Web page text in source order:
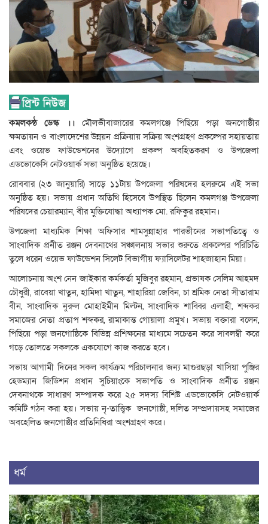
কমলকন্ঠ ডেস্ক ।। মৌলভীবাজারের কমলগঞ্জে পিছিয়ে পড়া জনগোষ্ঠীর
ক্ষমতায়ন ও বাংলাদেশের উন্নয়ন প্রক্রিয়ায় সক্রিয় অংশগ্রহণ প্রকল্পের সহায়তায়
এবং ওয়েভ ফাউন্ডেশনের উদ্যোগে প্রকল্প অবহিতকরণ ও উপজেলা
এডভোকেসি নেটওয়ার্ক সভা অনুষ্ঠিত হয়েছে।
রোববার (২৩ জানুয়ারি) সাড়ে ১১টায় উপজেলা পরিষদের হলরুমে এই সভা
অনুষ্ঠিত হয়। সভায় প্রধান অতিথি হিসেবে উপস্থিত ছিলেন কমলগঞ্জ উপজেলা
পরিষদের চেয়ারম্যান, বীর মুক্তিযোদ্ধা অধ্যাপক মো. রফিকুর রহমান।
উপজেলা মাধ্যমিক শিক্ষা অফিসার শামসুন্নাহার পারভীনের সভাপতিত্বে ও
সাংবাদিক প্রনীত রঞ্জন দেবনাথের সঞ্চালনায় সভার শুরুতে প্রকল্পের পরিচিতি
তুলে ধরেন ওয়েভ ফাউন্ডেশন সিলেট বিভাগীয় ফ্যাসিলেটর শাহজাহান মিয়া।
আলোচনায় অংশ নেন জাইকার কর্মকর্তা মুজিবুর রহমান, প্রভাষক সেলিম আহমদ
চৌধুরী, রাবেয়া খাতুন, হামিদা খাতুন, শাহারিয়া জেবিন, চা শ্রমিক নেতা সীতারাম
বীন, সাংবাদিক নুরুল মোহাইমীন মিল্টন, সাংবাদিক শাব্বির এলাহী, শব্দকর
সমাজের নেতা প্রতাপ শব্দকর, রামাকান্ত গোয়ালা প্রমুখ। সভায় বক্তারা বলেন,
পিছিয়ে পড়া জনগোষ্ঠিকে বিভিন্ন প্রশিক্ষনের মাধ্যমে সচেতন করে সাবলম্বী করে
গড়ে তোলতে সকলকে একযোগে কাজ করতে হবে।
সভায় আগামী দিনের সকল কার্যক্রম পরিচালনার জন্য মাগুরছড়া খাসিয়া পুঞ্জির
হেডম্যান জিডিশন প্রধান সুচিয়াংকে সভাপতি ও সাংবাদিক প্রনীত রঞ্জন
দেবনাথকে সাধারণ সম্পাদক করে ২৫ সদস্য বিশিষ্ট এডভোকেসি নেটওয়ার্ক
কমিটি গঠন করা হয়। সভায় নৃ-তাত্ত্বিক জনগোষ্ঠী, দলিত সম্প্রদায়সহ সমাজের
অবহেলিত জনগোষ্ঠীর প্রতিনিধিরা অংশগ্রহণ করে।
ধর্ম